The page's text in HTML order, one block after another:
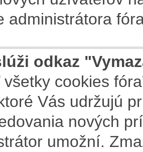
administrátora
odkaz
všetky cookies
Vás udržujú
nových
umožní.